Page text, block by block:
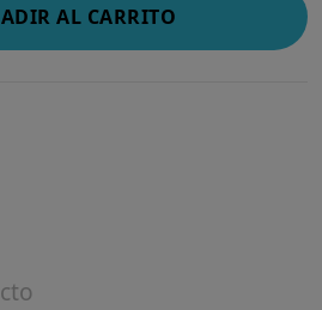
AL CARRITO